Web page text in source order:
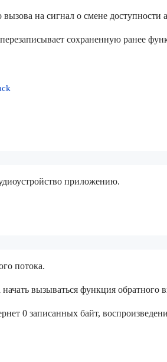
на сигнал о смене доступности
сохраненную ранее
приложению.
потока.
вызываться функция обратного
0 записанных байт,